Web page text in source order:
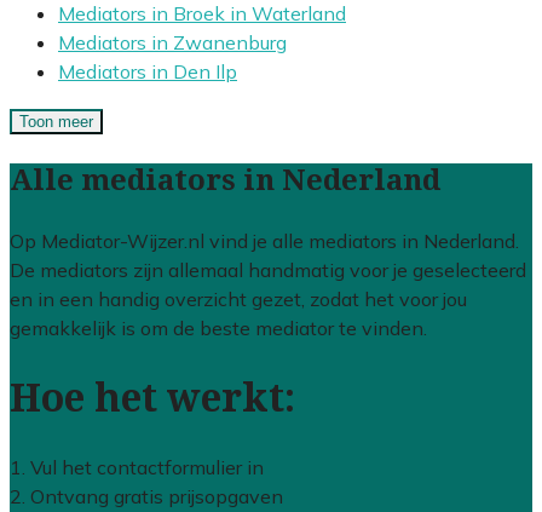
Mediators in Broek in Waterland
Mediators in Zwanenburg
Mediators in Den Ilp
Toon meer
Alle mediators in Nederland
Op Mediator-Wijzer.nl vind je alle mediators in Nederland.
De mediators zijn allemaal handmatig voor je geselecteerd
en in een handig overzicht gezet, zodat het voor jou
gemakkelijk is om de beste mediator te vinden.
Hoe het werkt:
1. Vul het contactformulier in
2. Ontvang gratis prijsopgaven